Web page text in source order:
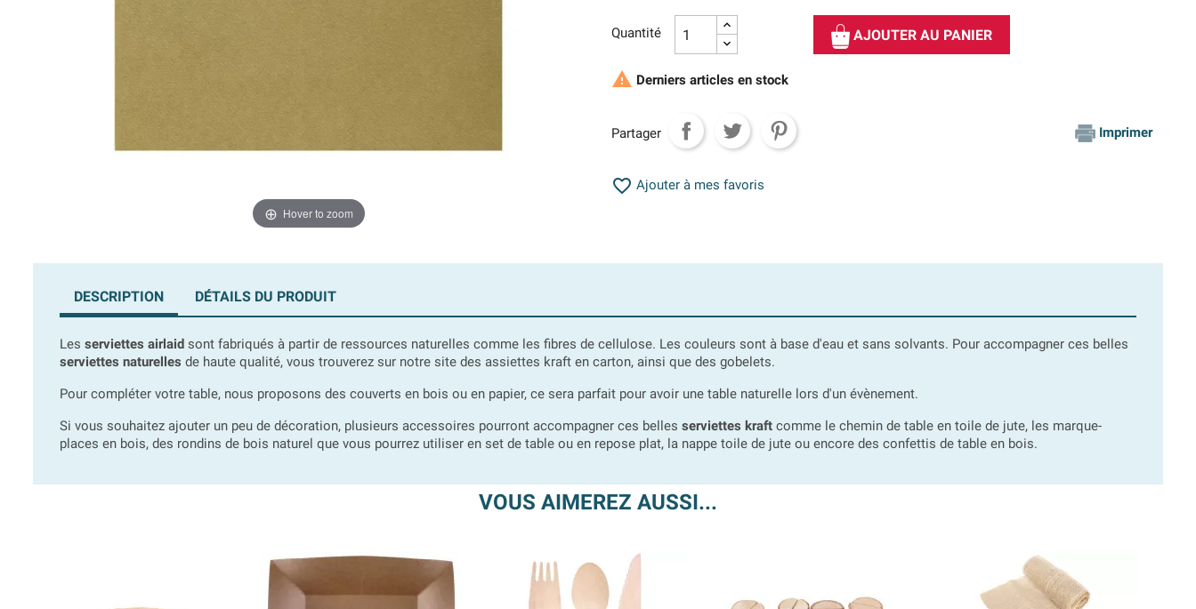
Hover to zoom
Quantité AJOUTER AU PANIER
 Derniers articles en stock
Partager Imprimer
 Ajouter à mes favoris
DESCRIPTION DÉTAILS DU PRODUIT
Les serviettes airlaid sont fabriqués à partir de ressources naturelles comme les fibres de cellulose. Les couleurs sont à base d'eau et sans solvants. Pour accompagner ces belles
serviettes naturelles de haute qualité, vous trouverez sur notre site des assiettes kraft en carton, ainsi que des gobelets.
Pour compléter votre table, nous proposons des couverts en bois ou en papier, ce sera parfait pour avoir une table naturelle lors d'un évènement.
Si vous souhaitez ajouter un peu de décoration, plusieurs accessoires pourront accompagner ces belles serviettes kraft comme le chemin de table en toile de jute, les marque-
places en bois, des rondins de bois naturel que vous pourrez utiliser en set de table ou en repose plat, la nappe toile de jute ou encore des confettis de table en bois.
VOUS AIMEREZ AUSSI...